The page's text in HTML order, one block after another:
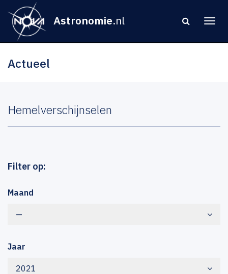
Astronomie.nl
Actueel
Hemelverschijnselen
Filter op:
Maand
—
Jaar
2021